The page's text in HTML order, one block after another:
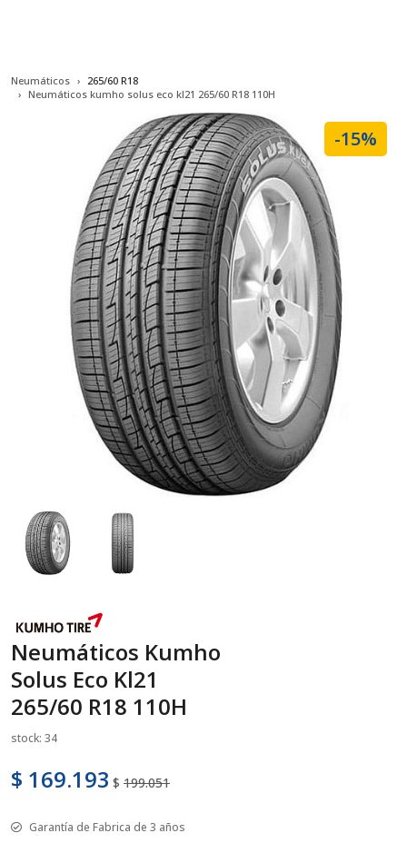
Neumáticos
265/60 R18
Neumáticos kumho solus eco kl21 265/60 R18 110H
-15%
Neumáticos Kumho
Solus Eco Kl21
265/60 R18 110H
stock: 34
$ 169.193 $ 199.051
Garantía de Fabrica de 3 años